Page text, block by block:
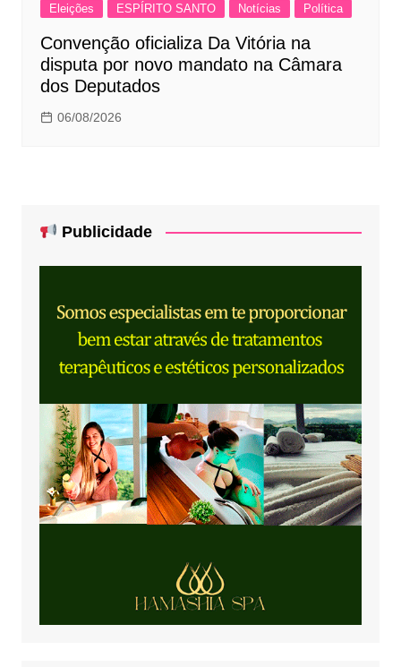
Eleições
ESPÍRITO SANTO Notícias Política
Convenção oficializa Da Vitória na
disputa por novo mandato na Câmara
dos Deputados
06/08/2026
Publicidade